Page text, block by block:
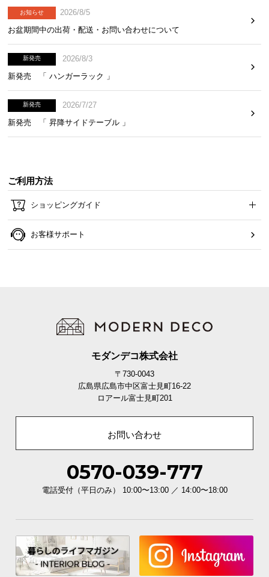
お知らせ
2026/8/5
お盆期間中の出荷・配送・お問い合わせについて
新発売
2026/8/3
新発売 「 ハンガーラック 」
新発売
2026/7/27
新発売 「 昇降サイドテーブル 」
ご利用方法
ショッピングガイド
お客様サポート
モダンデコ株式会社
〒730-0043
広島県広島市中区富士見町16-22
ロアール富士見町201
お問い合わせ
0570-039-777
電話受付（平日のみ） 10:00〜13:00 ／ 14:00〜18:00